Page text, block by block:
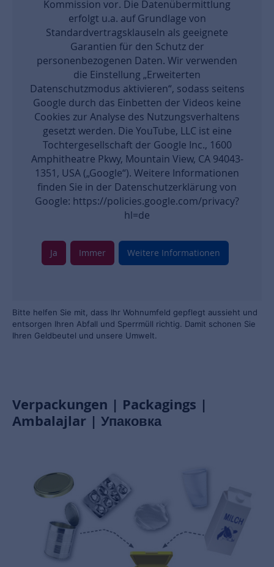
Kommission vor. Die Datenübermittlung
erfolgt u.a. auf Grundlage von
Standardvertragsklauseln als geeignete
Garantien für den Schutz der
personenbezogenen Daten. Wir verwenden
die Einstellung „Erweiterten
Datenschutzmodus aktivieren“, sodass seitens
Google durch das Einbetten der Videos keine
Cookies zur Analyse des Nutzungsverhaltens
gesetzt werden. Die YouTube, LLC ist eine
Tochtergesellschaft der Google Inc., 1600
Amphitheatre Pkwy, Mountain View, CA 94043-
1351, USA („Google“). Weitere Informationen
finden Sie in der Datenschutzerklärung von
Google: https://policies.google.com/privacy?
hl=de
Ja Immer Weitere Informationen
Bitte helfen Sie mit, dass Ihr Wohnumfeld gepflegt aussieht und
entsorgen Ihren Abfall und Sperrmüll richtig. Damit schonen Sie
Ihren Geldbeutel und unsere Umwelt.
Verpackungen | Packagings |
Ambalajlar | Упаковка